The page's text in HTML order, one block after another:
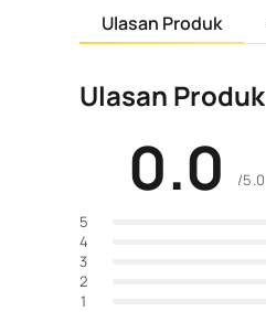
Ulasan Produk
Ulasan Produk
0.0 /5.0
5
4
3
2
1